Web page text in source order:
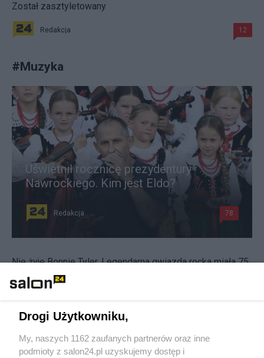
Został zasztyletowany
Redakcja 12
#Muzyka
Uświetnił rocznicę prezydentury
Nawrockiego. Kim jest Eldo?
Redakcja 78
Nie żyje Bonnie Tyler. Legendarna gwiazda rocka miała 75
Ta piosenka była legendarna. Nie żyje głos przeboju
"Y.M.C.A."
Drogi Użytkowniku,
My, naszych 1162 zaufanych partnerów oraz inne
podmioty z salon24.pl uzyskujemy dostęp i